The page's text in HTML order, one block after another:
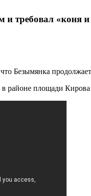
и требовал «коня
Безымянка
в районе площади